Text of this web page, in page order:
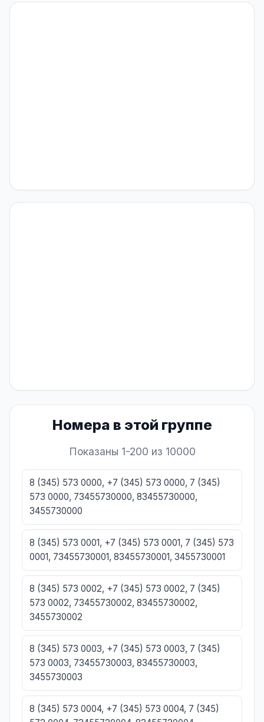
Номера в этой группе
Показаны 1-200 из 10000
8 (345) 573 0000, +7 (345) 573 0000, 7 (345)
573 0000, 73455730000, 83455730000,
3455730000
8 (345) 573 0001, +7 (345) 573 0001, 7 (345) 573
0001, 73455730001, 83455730001, 3455730001
8 (345) 573 0002, +7 (345) 573 0002, 7 (345)
573 0002, 73455730002, 83455730002,
3455730002
8 (345) 573 0003, +7 (345) 573 0003, 7 (345)
573 0003, 73455730003, 83455730003,
3455730003
8 (345) 573 0004, +7 (345) 573 0004, 7 (345)